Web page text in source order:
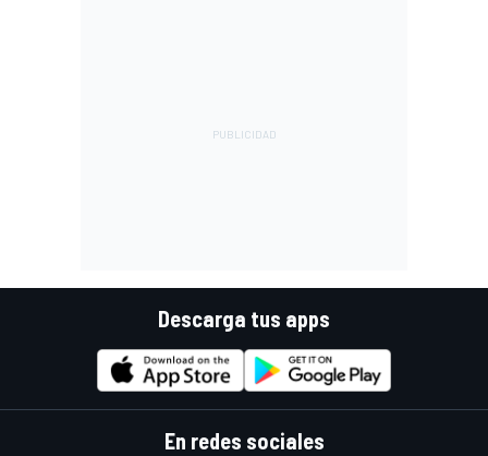
Descarga tus apps
En redes sociales